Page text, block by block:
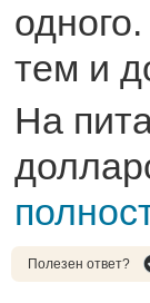
тем и
На
Полезен ответ?